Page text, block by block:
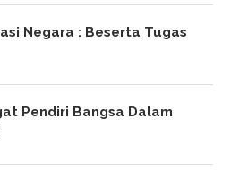
Negara : Beserta Tugas
Pendiri Bangsa Dalam